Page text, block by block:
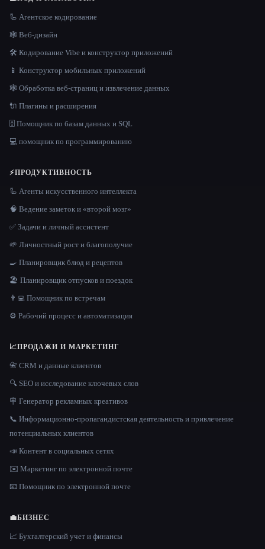
🦾 Агентское кодирование
🕸 Веб-дизайн
🛠️ Кодирование Vibe и конструктор приложений
📱 Конструктор мобильных приложений
🕸️ Обработка веб-страниц и извлечение данных
🔌 Плагины и расширения
🗄️ Помощник по базам данных и SQL
💻 помощник по программированию
⚡ПРОДУКТИВНОСТЬ
🦾 Агенты искусственного интеллекта
🧠 Ведение заметок и «второй мозг»
✅ Задачи и личный ассистент
🌱 Личностный рост и благополучие
🍳 Планировщик блюд и рецептов
🏖 Планировщик отпусков и поездок
👨‍💻 Помощник по встречам
⚙️ Рабочий процесс и автоматизация
📈ПРОДАЖИ И МАРКЕТИНГ
📇 CRM и данные клиентов
🔍 SEO и исследование ключевых слов
🪧 Генератор рекламных креативов
📞 Информационно-пропагандистская деятельность и привлечение
потенциальных клиентов
📣 Контент в социальных сетях
✉️ Маркетинг по электронной почте
📧 Помощник по электронной почте
💼БИЗНЕС
📈 Бухгалтерский учет и финансы